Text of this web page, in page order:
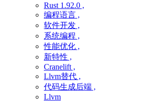
Rust 1.92.0 ,
编程语言 ,
软件开发 ,
系统编程 ,
性能优化 ,
新特性 ,
Cranelift ,
Llvm替代 ,
代码生成后端 ,
Llvm